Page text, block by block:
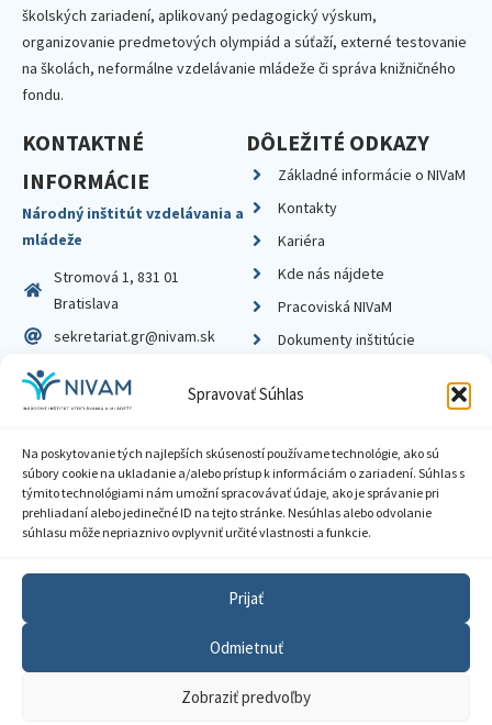
Spravovať Súhlas
Na poskytovanie tých najlepších skúseností používame technológie, ako sú
súbory cookie na ukladanie a/alebo prístup k informáciám o zariadení. Súhlas s
týmito technológiami nám umožní spracovávať údaje, ako je správanie pri
prehliadaní alebo jedinečné ID na tejto stránke. Nesúhlas alebo odvolanie
súhlasu môže nepriaznivo ovplyvniť určité vlastnosti a funkcie.
Prijať
Odmietnuť
Zobraziť predvoľby
školských zariadení, aplikovaný pedagogický výskum,
organizovanie predmetových olympiád a súťaží, externé testovanie
na školách, neformálne vzdelávanie mládeže či správa knižničného
fondu.
KONTAKTNÉ
INFORMÁCIE
Národný inštitút vzdelávania a
mládeže
Stromová 1, 831 01
Bratislava
sekretariat.gr@nivam.sk
IČO: 00164348
DIČ: 2020798714
DÔLEŽITÉ ODKAZY
Základné informácie o NIVaM
Kontakty
Kariéra
Kde nás nájdete
Pracoviská NIVaM
Dokumenty inštitúcie
Zásady ochrany súkromia
Sprístupnenie informácií
Nastavenia cookies
GDPR